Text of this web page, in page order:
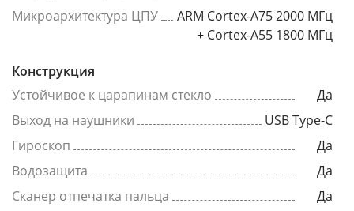
Микроархитектура ЦПУ
ARM Cortex-A75 2000 МГц
+ Cortex-A55 1800 МГц
Конструкция
Устойчивое к царапинам стекло
Да
Выход на наушники
USB Type-C
Гироскоп
Да
Водозащита
Да
Сканер отпечатка пальца
Да